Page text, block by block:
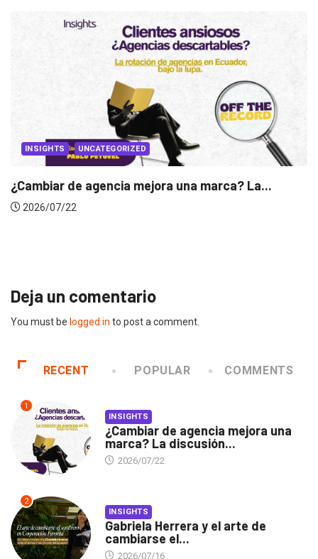
La... INSIGHTS
Deja un comentario
You must be logged in to post a comment.
RECENT POPULAR COMMENTS
1
INSIGHTS
¿Cambiar de agencia mejora una
marca? La discusión...
2026/07/22
2
INSIGHTS
Gabriela Herrera y el arte de
cambiarse el...
2026/07/16